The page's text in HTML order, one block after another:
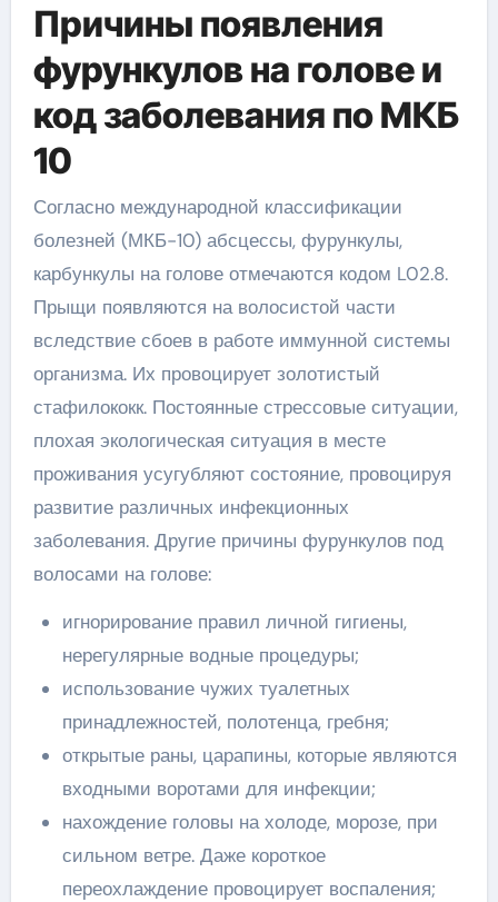
Причины появления
фурункулов на голове и
код заболевания по МКБ
10
Согласно международной классификации
болезней (МКБ-10) абсцессы, фурункулы,
карбункулы на голове отмечаются кодом L02.8.
Прыщи появляются на волосистой части
вследствие сбоев в работе иммунной системы
организма. Их провоцирует золотистый
стафилококк. Постоянные стрессовые ситуации,
плохая экологическая ситуация в месте
проживания усугубляют состояние, провоцируя
развитие различных инфекционных
заболевания. Другие причины фурункулов под
волосами на голове:
игнорирование правил личной гигиены,
нерегулярные водные процедуры;
использование чужих туалетных
принадлежностей, полотенца, гребня;
открытые раны, царапины, которые являются
входными воротами для инфекции;
нахождение головы на холоде, морозе, при
сильном ветре. Даже короткое
переохлаждение провоцирует воспаления;